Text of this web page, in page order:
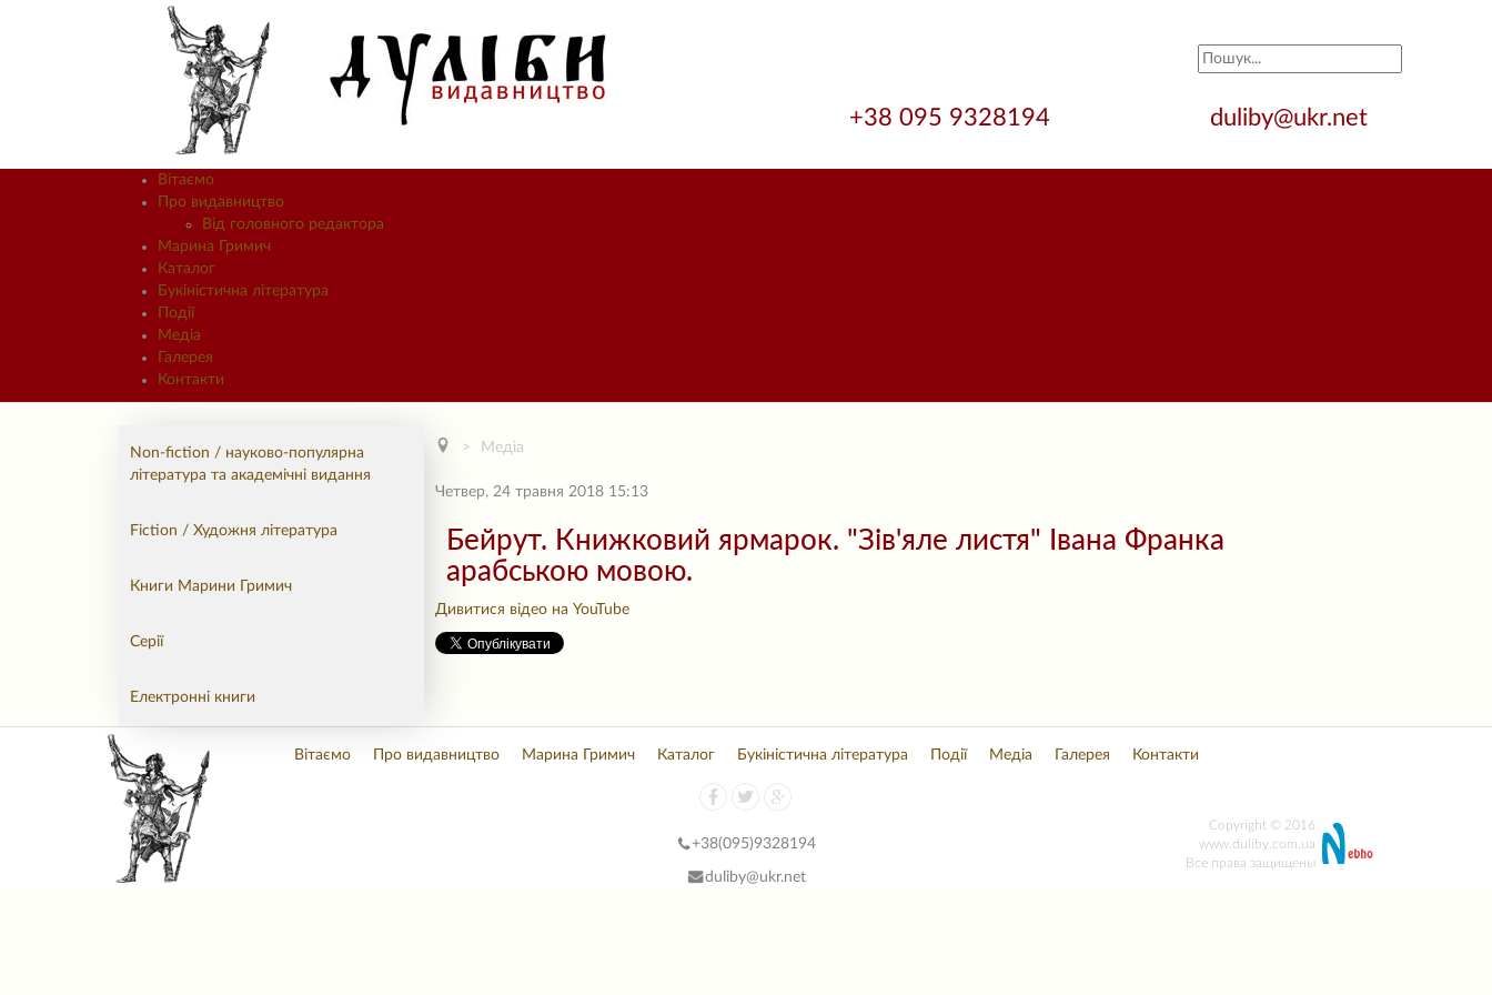
+38 095 9328194 duliby@ukr.net
Вітаємо
Про видавництво
Від головного редактора
Марина Гримич
Каталог
Букіністична література
Події
Медіа
Галерея
Контакти
Non-fiction / науково-популярна
література та академічні видання
Fiction / Художня література
Книги Марини Гримич
Серії
Електронні книги
Медіа
Четвер, 24 травня 2018 15:13
Бейрут. Книжковий ярмарок. "Зів'яле листя" Івана Франка
арабською мовою.
Дивитися відео на YouTube
Вітаємо Про видавництво Марина Гримич Каталог Букіністична література Події Медіа Галерея Контакти
+38(095)9328194
duliby@ukr.net
Copyright © 2016
www.duliby.com.ua
Все права защищены